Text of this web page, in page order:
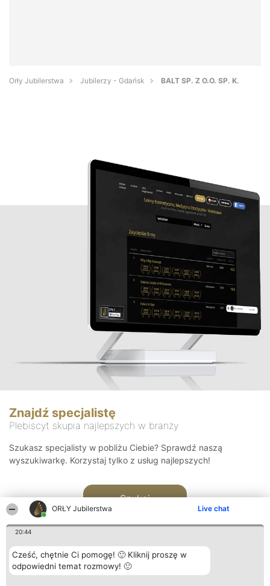
ORŁY Jubilerstwa Live chat
20:44
Cześć, chętnie Ci pomogę! 🙂 Kliknij proszę w
odpowiedni temat rozmowy! 🙂
Orły Jubilerstwa Jubilerzy - Gdańsk BALT SP. Z O.O. SP. K.
Znajdź specjalistę
Plebiscyt skupia najlepszych w branży
Szukasz specjalisty w pobliżu Ciebie? Sprawdź naszą
wyszukiwarkę. Korzystaj tylko z usług najlepszych!
Szukaj